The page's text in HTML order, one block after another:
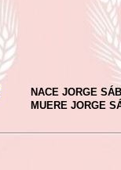
NACE JORGE
MUERE JORGE